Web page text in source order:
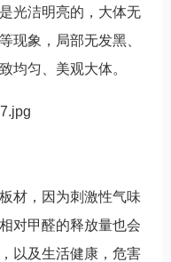
光洁明亮的，大体无
现象，局部无发黑、
均匀、美观大体。
材，因为刺激性气味
对甲醛的释放量也会
以及生活健康，危害